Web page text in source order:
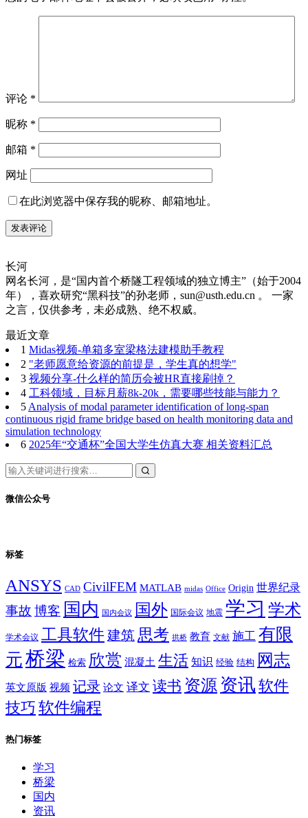
评论 *
昵称 *
邮箱 *
网址
在此浏览器中保存我的昵称、邮箱地址。
长河
网名长河，是“国内首个桥隧工程领域的独立博主”（始于2004
年），喜欢研究“黑科技”的孙老师，sun@usth.edu.cn 。 一家
之言，仅供参考，未必成熟、绝不权威。
最近文章
1 Midas视频-单箱多室梁格法建模助手教程
2 "老师愿意给资源的前提是，学生真的想学"
3 视频分享-什么样的简历会被HR直接刷掉？
4 工科领域，目标月薪8k-20k，需要哪些技能与能力？
5 Analysis of modal parameter identification of long-span
continuous rigid frame bridge based on health monitoring data and
simulation technology
6 2025年“交通杯”全国大学生仿真大赛 相关资料汇总
微信公众号
标签
ANSYS CAD CivilFEM MATLAB midas Office Origin 世界纪录
事故 博客 国内 国内会议 国外 国际会议 地震 学习 学术
学术会议 工具软件建筑 思考 拱桥 教育 文献 施工 有限
元桥梁 检索 欣赏 混凝土 生活 知识 经验 结构 网志
英文原版 视频 记录 论文 译文 读书 资源 资讯 软件
技巧 软件编程
热门标签
学习
桥梁
国内
资讯